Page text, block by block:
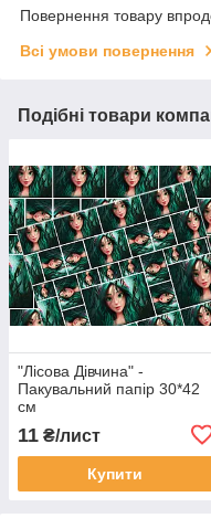
Повернення товару
Всі умови повернення
Подібні товари
"Лісова Дівчина" -
Пакувальний папір 30*42
см
11 ₴/лист
Купити